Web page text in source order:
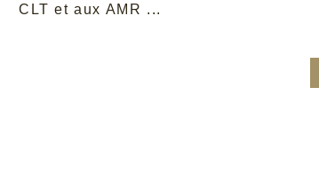
CLT et aux AMR ...